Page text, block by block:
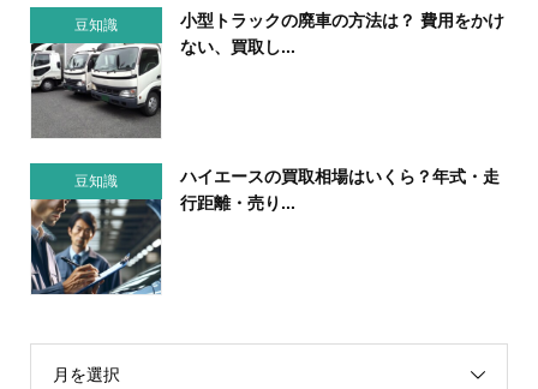
豆知識
小型トラックの廃車の方法は？ 費用をかけ
ない、買取し...
豆知識
ハイエースの買取相場はいくら？年式・走
行距離・売り...
月を選択